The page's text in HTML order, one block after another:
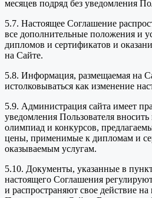
месяцев подряд без уведомления
5.7. Настоящее Соглашение
все дополнительные положения и
дипломов и сертификатов и
на Сайте.
5.8. Информация, размещаемая на
истолковываться как изменение
5.9. Администрация сайта имеет
уведомления Пользователя
олимпиад и конкурсов,
цены, применимые к дипломам и
оказываемым услугам.
5.10. Документы, указанные в
настоящего Соглашения
и распространяют свое действие на